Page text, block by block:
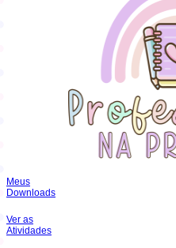
Meus
Downloads
Ver as
Atividades